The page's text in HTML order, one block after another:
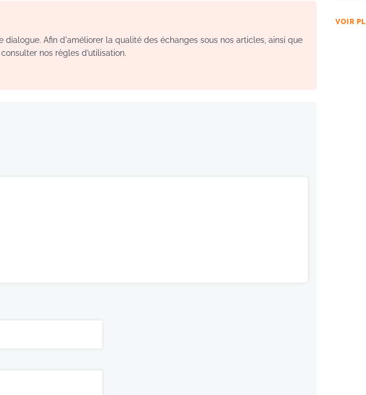
dialogue. Afin d'améliorer la qualité des échanges sous nos articles, ainsi que
nos règles d’utilisation.
VOIR